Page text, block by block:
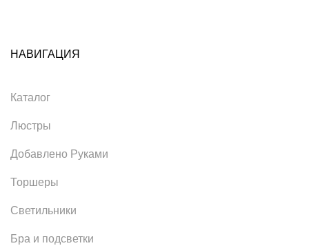
НАВИГАЦИЯ
Каталог
Люстры
Добавлено Руками
Торшеры
Светильники
Бра и подсветки